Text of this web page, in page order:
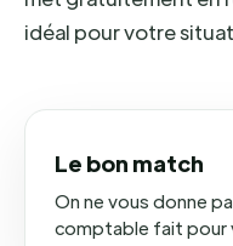
idéal pour votre
Le bon match
On ne vous donne
comptable fait pour